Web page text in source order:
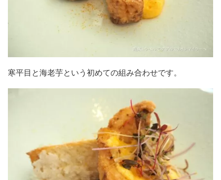
寒平目と海老芋という初めての組み合わせです。